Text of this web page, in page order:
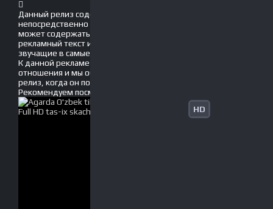
Данный релиз содержит рекламу, вшитую
непосредственно в фильм! Это значит, что он
может содержать движущийся по экрану
рекламный текст и голосовые вставки, громко
звучащие в самые неподходящие моменты.
К данной рекламе мы не имеем никакого
отношения и мы обязательно обновим данный
релиз, когда он появится без рекламы!
Рекомендуем посмотреть
HD